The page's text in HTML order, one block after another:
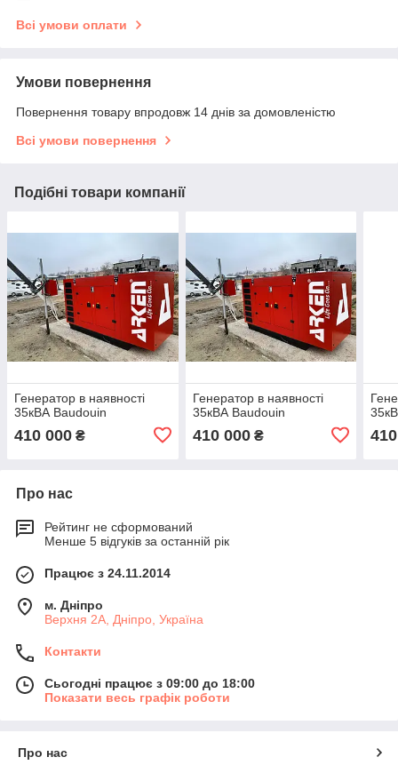
Всі умови оплати
Умови повернення
Повернення товару впродовж 14 днів за домовленістю
Всі умови повернення
Подібні товари компанії
Генератор в наявності
35кВА Baudouin
410 000 ₴
Генератор в наявності
35кВА Baudouin
410 000₴
Про нас
Рейтинг не сформований
Менше 5 відгуків за останній рік
Працює з 24.11.2014
м. Дніпро
Верхня 2А, Дніпро, Україна
Контакти
Сьогодні працює з 09:00 до 18:00
Показати весь графік роботи
Про нас